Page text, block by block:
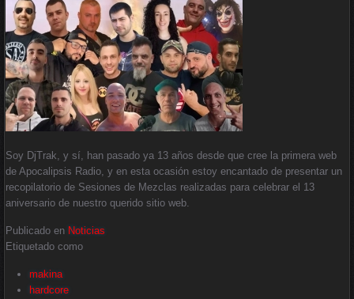
Soy DjTrak, y sí, han pasado ya 13 años desde que cree la primera web
de Apocalipsis Radio, y en esta ocasión estoy encantado de presentar un
recopilatorio de Sesiones de Mezclas realizadas para celebrar el 13
aniversario de nuestro querido sitio web.
Publicado en Noticias
Etiquetado como
makina
hardcore